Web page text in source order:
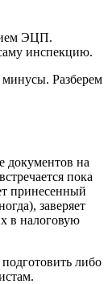
ЭЦП.
инспекцию.
минусы. Разберем
документов на
пока
принесенный
заверяет
в налоговую
либо